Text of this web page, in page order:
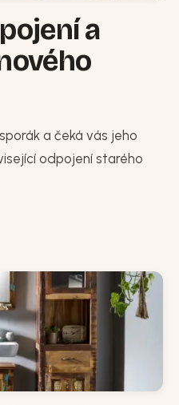
a
a čeká vás jeho
odpojení starého